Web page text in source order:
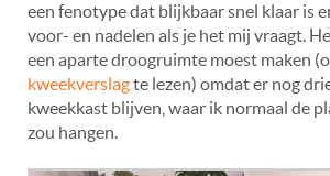
een fenotype dat blijkbaar snel klaar is
voor- en nadelen als je het mij vraagt.
een aparte droogruimte moest maken
kweekverslagte lezen) omdat er nog
kweekkast blijven, waar ik normaal de
zou hangen.